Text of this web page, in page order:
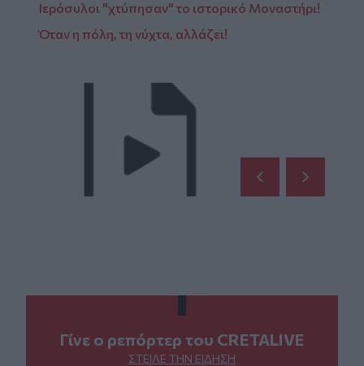
Ιερόσυλοι "χτύπησαν" το ιστορικό Μοναστήρι!
Όταν η πόλη, τη νύχτα, αλλάζει!
Γίνε ο ρεπόρτερ του CRETALIVE
ΣΤΕΊΛΕ ΤΗΝ ΕΊΔΗΣΗ